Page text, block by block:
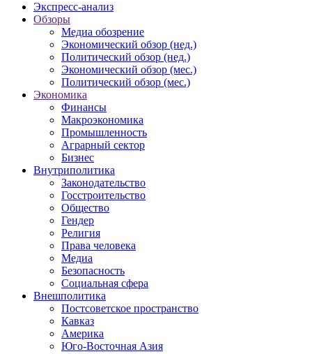
Экспресс-анализ
Обзоры
Медиа обозрение
Экономический обзор (нед.)
Политический обзор (нед.)
Экономический обзор (мес.)
Политический обзор (мес.)
Экономика
Финансы
Макроэкономика
Промышленность
Аграрный сектор
Бизнес
Внутриполитика
Законодательство
Госстроительство
Общество
Гендер
Религия
Права человека
Медиа
Безопасность
Социальная сфера
Внешполитика
Постсоветское пространство
Кавказ
Америка
Юго-Восточная Азия